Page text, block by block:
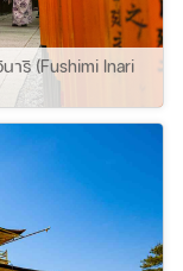
าริ (Fushimi Inari